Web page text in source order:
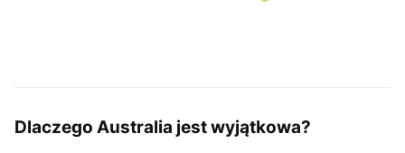
Dlaczego Australia jest wyjątkowa?